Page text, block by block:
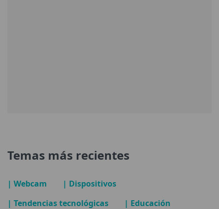
Temas más recientes
| Webcam
| Dispositivos
| Tendencias tecnológicas
| Educación